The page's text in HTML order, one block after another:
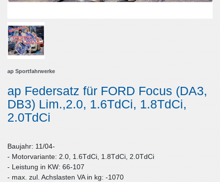
ap Sportfahrwerke
ap Federsatz für FORD Focus (DA3,
DB3) Lim.,2.0, 1.6TdCi, 1.8TdCi,
2.0TdCi
Baujahr: 11/04-
- Motorvariante: 2.0, 1.6TdCi, 1.8TdCi, 2.0TdCi
- Leistung in KW: 66-107
- max. zul. Achslasten VA in kg: -1070